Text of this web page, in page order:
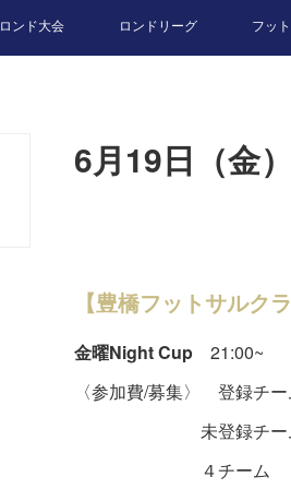
ロンド大会 ロンドリーグ フッ
6月19日（金
【豊橋フットサルクラ
金曜Night Cup 21:00~
〈参加費/募集〉 登録チー
未登録チーム
４チーム